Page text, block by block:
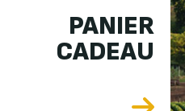
PANIER
CADEAU